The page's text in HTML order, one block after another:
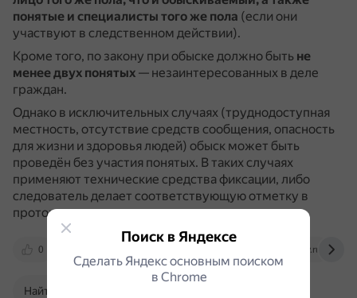
понятые и специалисты того же пола (если они
участвуют в следственном действии).
Кроме того, по закону при обыске должно быть не
менее двух понятых — незаинтересованных в деле
граждан.
Однако в исключительных случаях (труднодоступная
местность, отсутствие средств сообщения, опасность
для жизни и здоровья людей) обыск может быть
проведён без участия понятых. В таких случаях
применяют технические средства фиксации, либо
следователь делает соответствующую отметку в
протоколе.
0 www.advokat-sarkisov.ru
Найти в Поиске
Поиск в Яндексе
Сделать Яндекс основным поиском
в Сhrome